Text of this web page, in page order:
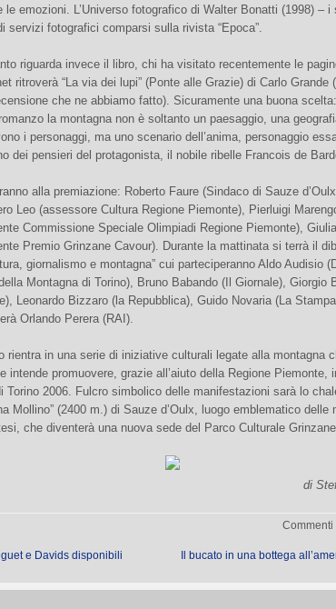
le emozioni. L’Universo fotografico di Walter Bonatti (1998) – i
servizi fotografici comparsi sulla rivista “Epoca”.
riguarda invece il libro, chi ha visitato recentemente le
ritroverà “La via dei lupi” (Ponte alle Grazie) di Carlo Grande (
che ne abbiamo fatto). Sicuramente una buona
la montagna non è soltanto un paesaggio, una
i personaggi, ma uno scenario dell’anima, personaggio
dei pensieri del protagonista, il nobile ribelle Francois de
alla premiazione: Roberto Faure (Sindaco di Sauze
Leo (assessore Cultura Regione Piemonte), Pierluigi
Commissione Speciale Olimpiadi Regione Piemonte),
Premio Grinzane Cavour). Durante la mattinata si terrà il
giornalismo e montagna” cui parteciperanno Aldo Audisio
Montagna di Torino), Bruno Babando (Il Giornale), Giorgio
Leonardo Bizzaro (la Repubblica), Guido Novaria (La
Orlando Perera (RAI).
rientra in una serie di iniziative culturali legate alla montagna
intende promuovere, grazie all’aiuto della Regione Piemonte,
Torino 2006. Fulcro simbolico delle manifestazioni sarà lo
Mollino” (2400 m.) di Sauze d’Oulx, luogo emblematico delle
che diventerà una nuova sede del Parco Culturale
di
e Davids disponibili Il bucato in una bottega